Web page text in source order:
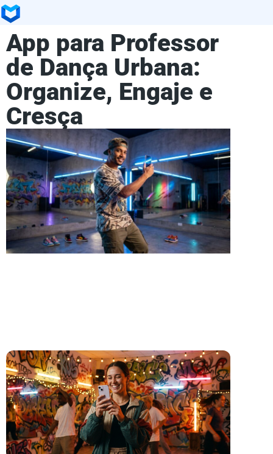
App para Professor
de Dança Urbana:
Organize, Engaje e
Cresça